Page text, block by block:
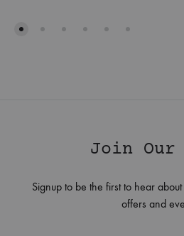
Join
Signup to be the first to hear
offers and